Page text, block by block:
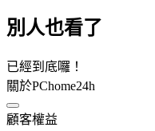
別人也看了
已經到底囉！
關於PChome24h
顧客權益